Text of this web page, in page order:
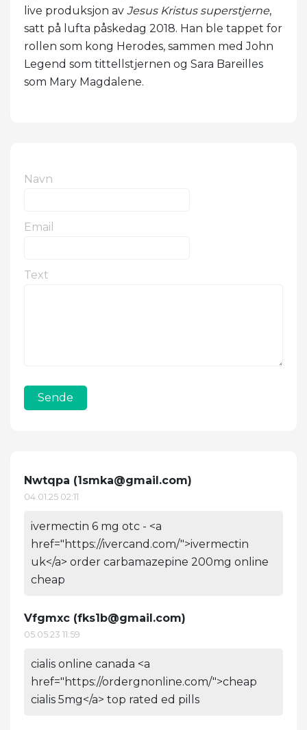
live produksjon av Jesus Kristus superstjerne,
satt på lufta påskedag 2018. Han ble tappet for
rollen som kong Herodes, sammen med John
Legend som tittellstjernen og Sara Bareilles
som Mary Magdalene.
Navn
Email
Text
Sende
Nwtqpa (1smka@gmail.com)
04.01.25 02:11
ivermectin 6 mg otc - <a
href="https://ivercand.com/">ivermectin
uk</a> order carbamazepine 200mg online
cheap
Vfgmxc (fks1b@gmail.com)
05.05.23 11:59
cialis online canada <a
href="https://ordergnonline.com/">cheap
cialis 5mg</a> top rated ed pills